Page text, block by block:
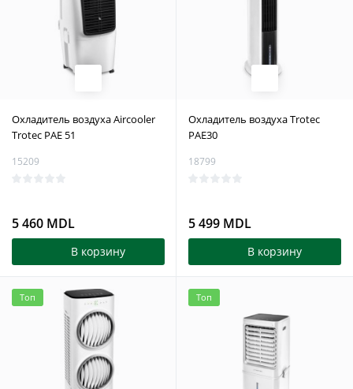
Охладитель воздуха Aircooler
Trotec PAE 51
15209
5 460 MDL
В корзину
Охладитель воздуха Trotec
PAE30
18799
5 499 MDL
В корзину
Топ Топ